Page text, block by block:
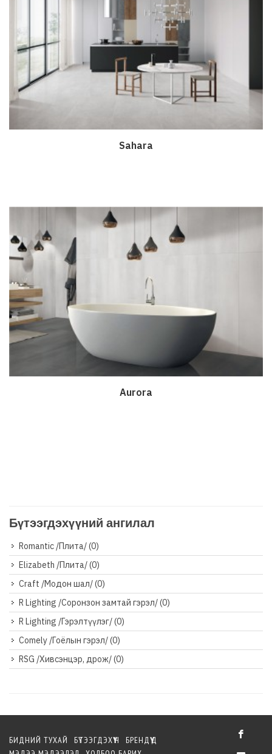
Sahara
Aurora
Бүтээгдэхүүний ангилал
Romantic /Плита/(0)
Elizabeth /Плита/(0)
Craft /Модон шал/(0)
R Lighting /Соронзон замтай гэрэл/(0)
R Lighting /Гэрэлтүүлэг/(0)
Comely /Гоёлын гэрэл/(0)
RSG /Хивсэнцэр, дрож/(0)
БИДНИЙ ТУХАЙ БҮТЭЭГДЭХҮҮН
БРЕНДҮҮД